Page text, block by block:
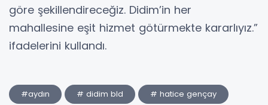
göre şekillendireceğiz. Didim’in her
mahallesine eşit hizmet götürmekte kararlıyız.”
ifadelerini kullandı.
#aydın # didim bld # hatice gençay